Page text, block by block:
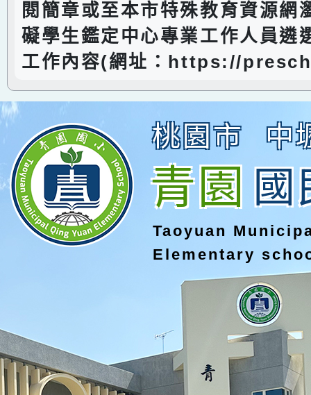
閱簡章或至本市特殊教育資源網
礙學生鑑定中心專業工作人員遴
工作內容(網址：https://
桃園市 中
青園國
Taoyuan
Elementary